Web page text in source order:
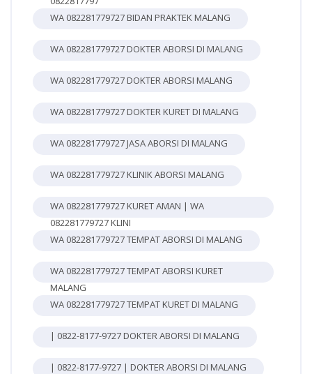
WA 082281779727 BIDAN PRAKTEK MALANG
WA 082281779727 DOKTER ABORSI DI MALANG
WA 082281779727 DOKTER ABORSI MALANG
WA 082281779727 DOKTER KURET DI MALANG
WA 082281779727 JASA ABORSI DI MALANG
WA 082281779727 KLINIK ABORSI MALANG
WA 082281779727 KURET AMAN | WA
082281779727 KLINI
WA 082281779727 TEMPAT ABORSI DI MALANG
WA 082281779727 TEMPAT ABORSI KURET
MALANG
WA 082281779727 TEMPAT KURET DI MALANG
| 0822-8177-9727 DOKTER ABORSI DI MALANG
| 0822-8177-9727 | DOKTER ABORSI DI MALANG